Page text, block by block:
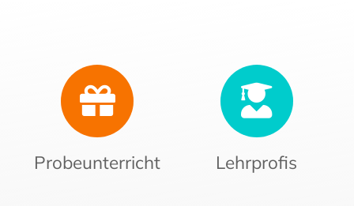
Probeunterricht Lehrprofis